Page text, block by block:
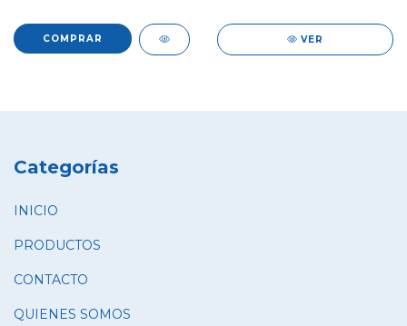
COMPRAR VER
Categorías
INICIO
PRODUCTOS
CONTACTO
QUIENES SOMOS